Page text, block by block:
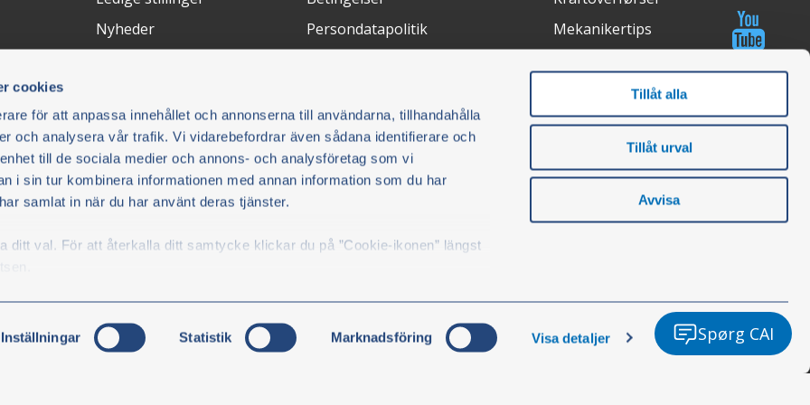
cookies
för att anpassa innehållet och annonserna till användarna, tillhandahålla
och analysera vår trafik. Vi vidarebefordrar även sådana identifierare och
till de sociala medier och annons- och analysföretag som vi
i sin tur kombinera informationen med annan information som du har
samlat in när du har använt deras tjänster.
ditt val. För att återkalla ditt samtycke klickar du på ”Cookie-ikonen” längst
Inställningar Statistik Marknadsföring Visa detaljer
Tillåt alla
Tillåt urval
Avvisa
Nyheder
Persondatapolitik
FAQ
Mekanikertips
Købsguider
BetalingsløsningerLeveringsmetode Certifications
Spørg CAI